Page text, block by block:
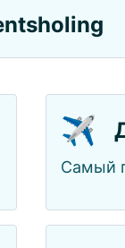
✈️
Самый